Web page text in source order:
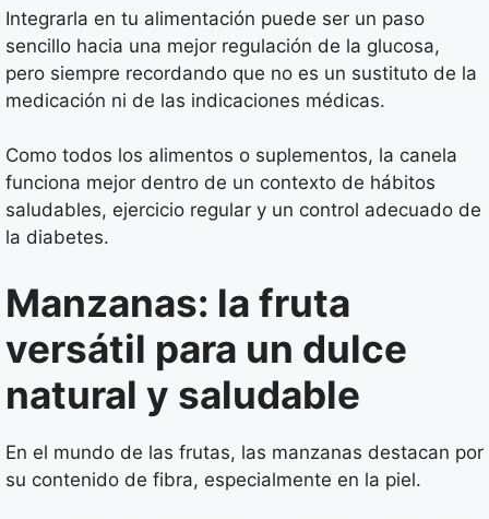
Integrarla en tu alimentación puede ser un paso
sencillo hacia una mejor regulación de la glucosa,
pero siempre recordando que no es un sustituto de la
medicación ni de las indicaciones médicas.
Como todos los alimentos o suplementos, la canela
funciona mejor dentro de un contexto de hábitos
saludables, ejercicio regular y un control adecuado de
la diabetes.
Manzanas: la fruta
versátil para un dulce
natural y saludable
En el mundo de las frutas, las manzanas destacan por
su contenido de fibra, especialmente en la piel.